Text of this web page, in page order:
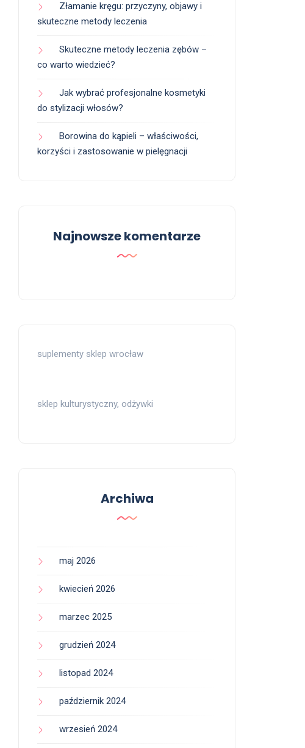
Złamanie kręgu: przyczyny, objawy i
skuteczne metody leczenia
Skuteczne metody leczenia zębów –
co warto wiedzieć?
Jak wybrać profesjonalne kosmetyki
do stylizacji włosów?
Borowina do kąpieli – właściwości,
korzyści i zastosowanie w pielęgnacji
Najnowsze komentarze
suplementy sklep wrocław
sklep kulturystyczny, odżywki
Archiwa
maj 2026
kwiecień 2026
marzec 2025
grudzień 2024
listopad 2024
październik 2024
wrzesień 2024